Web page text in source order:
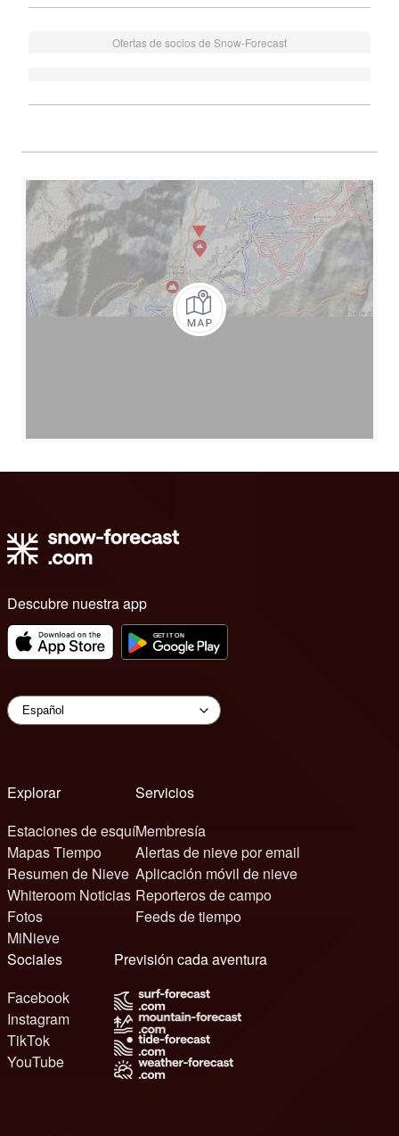
Ofertas de socios de Snow-Forecast
Descubre nuestra app
Explorar
Estaciones de esquí
Mapas Tiempo
Resumen de Nieve
Whiteroom Noticias
Fotos
MiNieve
Servicios
Membresía
Alertas de nieve por email
Aplicación móvil de nieve
Reporteros de campo
Feeds de tiempo
Sociales
Facebook
Instagram
TikTok
YouTube
Previsión cada aventura